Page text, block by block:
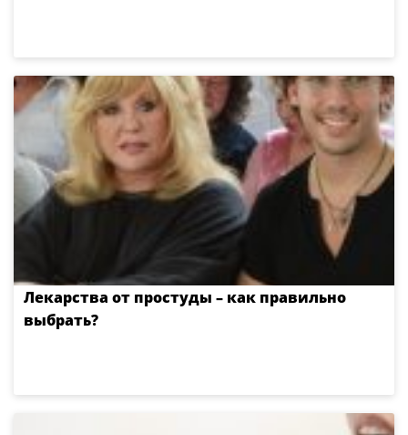
Лекарства от простуды – как правильно
выбрать?